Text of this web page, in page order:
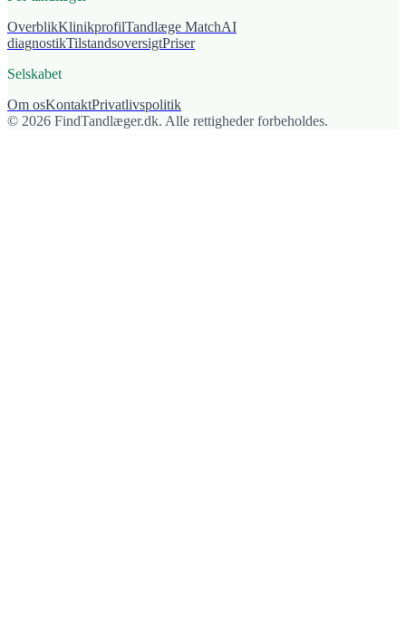
OverblikKlinikprofilTandlæge MatchAI
diagnostikTilstandsoversigtPriser
Selskabet
Om osKontaktPrivatlivspolitik
© 2026 FindTandlæger.dk. Alle rettigheder forbeholdes.